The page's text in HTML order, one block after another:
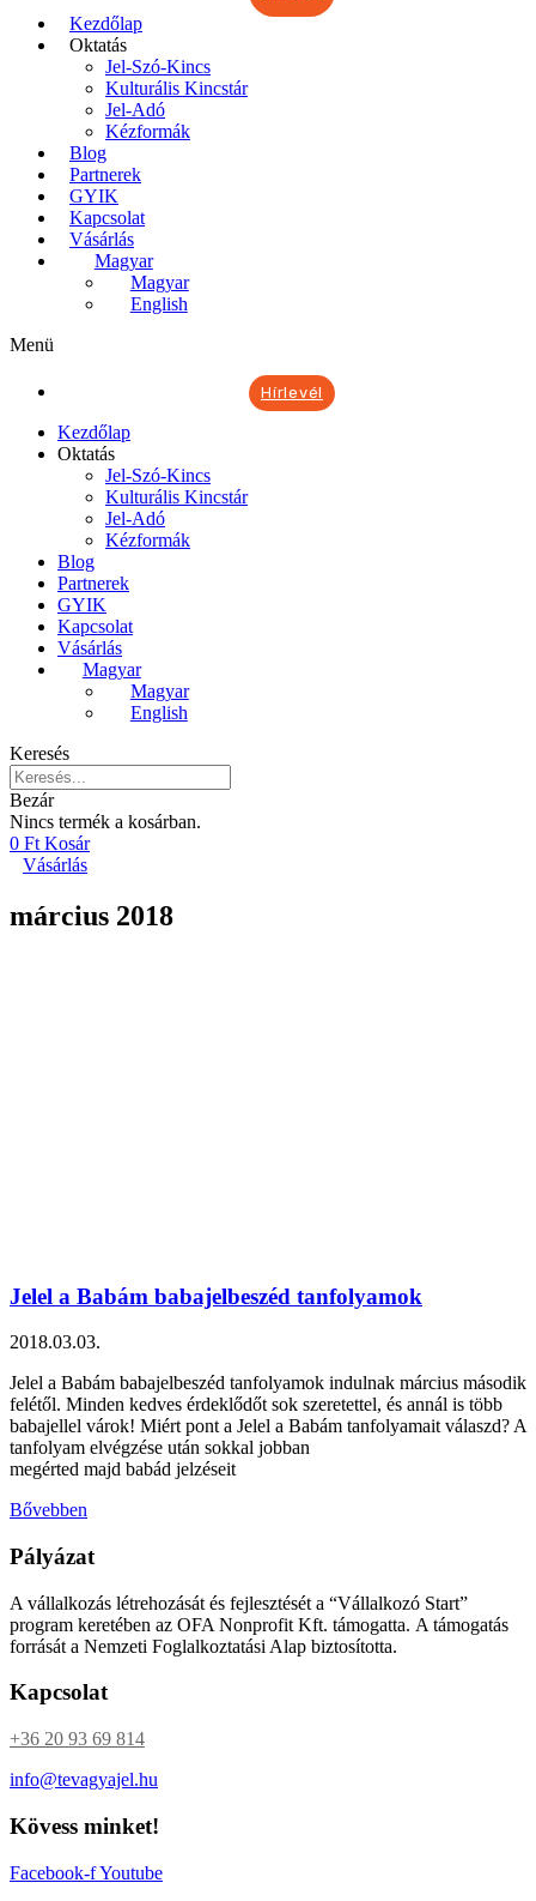
Kezdőlap
Oktatás
Jel-Szó-Kincs
Kulturális Kincstár
Jel-Adó
Kézformák
Blog
Partnerek
GYIK
Kapcsolat
Vásárlás
Magyar
Magyar
English
Menü
Hírlevél
Kezdőlap
Oktatás
Jel-Szó-Kincs
Kulturális Kincstár
Jel-Adó
Kézformák
Blog
Partnerek
GYIK
Kapcsolat
Vásárlás
Magyar
Magyar
English
Keresés
Bezár
Nincs termék a kosárban.
0 Ft Kosár
Vásárlás
március 2018
Jelel a Babám babajelbeszéd tanfolyamok
2018.03.03.
Jelel a Babám babajelbeszéd tanfolyamok indulnak március második
felétől. Minden kedves érdeklődőt sok szeretettel, és annál is több
babajellel várok! Miért pont a Jelel a Babám tanfolyamait válaszd? A
tanfolyam elvégzése után sokkal jobban
megérted majd babád jelzéseit
Bővebben
Pályázat
A vállalkozás létrehozását és fejlesztését a “Vállalkozó Start”
program keretében az OFA Nonprofit Kft. támogatta. A támogatás
forrását a Nemzeti Foglalkoztatási Alap biztosította.
Kapcsolat
+36 20 93 69 814
info@tevagyajel.hu
Kövess minket!
Facebook-fYoutube